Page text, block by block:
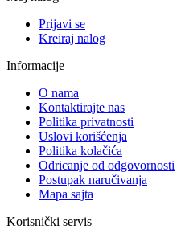
Prijavi se
Kreiraj nalog
Informacije
O nama
Kontaktirajte nas
Politika privatnosti
Uslovi korišćenja
Politika kolačića
Odricanje od odgovornosti
Postupak naručivanja
Mapa sajta
Korisnički servis